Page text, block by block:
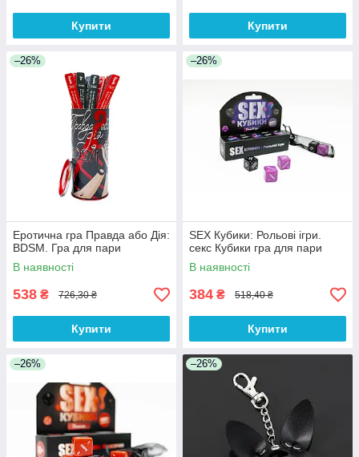
Купити Купити
–26%
Еротична гра Правда або Дія:
BDSM. Гра для пари
В наявності
538 ₴ 726,30 ₴
Купити
–26%
SEX Кубики: Рольові ігри.
секс Кубики гра для пари
В наявності
384 ₴ 518,40 ₴
Купити
–26% –26%